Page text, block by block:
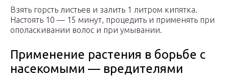
Взять горсть листьев и залить 1 литром кипятка.
Настоять 10 — 15 минут, процедить и применять при
ополаскивании волос и при умывании.
Применение растения в борьбе с
насекомыми — вредителями